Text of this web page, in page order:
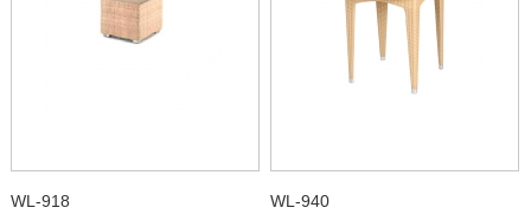
WL-918
WL-940